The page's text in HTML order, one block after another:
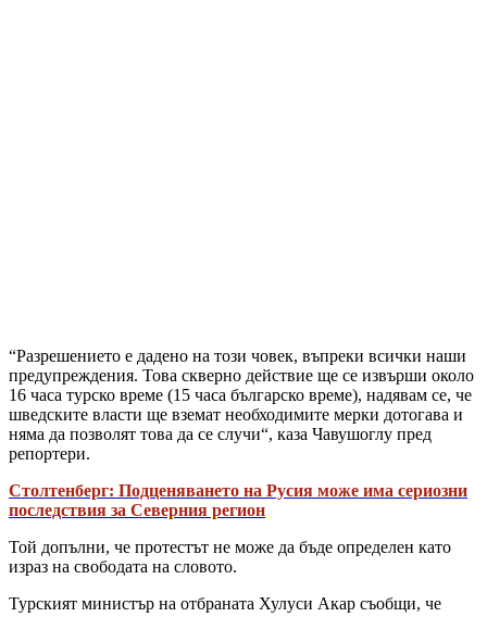
“Разрешението е дадено на този човек, въпреки всички наши
предупреждения. Това скверно действие ще се извърши около
16 часа турско време (15 часа българско време), надявам се, че
шведските власти ще вземат необходимите мерки дотогава и
няма да позволят това да се случи“, каза Чавушоглу пред
репортери.
Столтенберг: Подценяването на Русия може има сериозни
последствия за Северния регион
Той допълни, че протестът не може да бъде определен като
израз на свободата на словото.
Турският министър на отбраната Хулуси Акар съобщи, че